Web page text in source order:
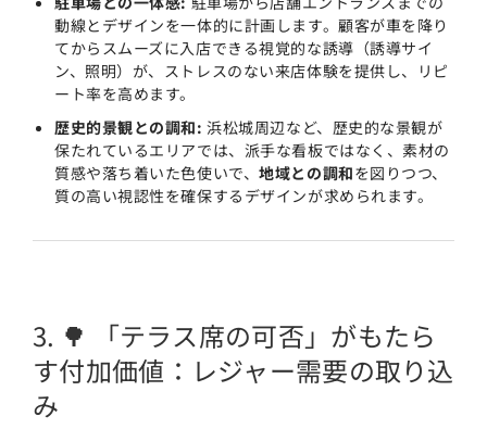
動線とデザインを一体的に計画します。顧客が車を降り
てからスムーズに入店できる視覚的な誘導（誘導サイ
ン、照明）が、ストレスのない来店体験を提供し、リピ
ート率を高めます。
歴史的景観との調和: 浜松城周辺など、歴史的な景観が
保たれているエリアでは、派手な看板ではなく、素材の
質感や落ち着いた色使いで、地域との調和を図りつつ、
質の高い視認性を確保するデザインが求められます。
3. 🌳 「テラス席の可否」がもたら
す付加価値：レジャー需要の取り込
み